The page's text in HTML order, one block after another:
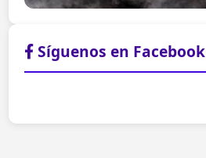
Síguenos en Facebook